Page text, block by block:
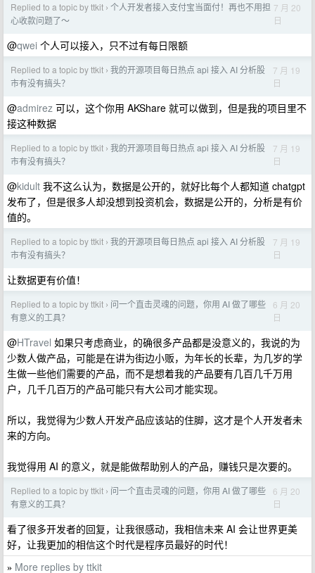
Replied to a topic by ttkit › 个人开发者接入支付宝当面付！再也不用担
心收款问题了～
7 月 20
日
@qwei 个人可以接入，只不过有每日限额
Replied to a topic by ttkit › 我的开源项目每日热点 api 接入 AI 分析股
市有没有搞头？
7 月 19
日
@admirez 可以，这个你用 AKShare 就可以做到，但是我的项目里不
接这种数据
Replied to a topic by ttkit › 我的开源项目每日热点 api 接入 AI 分析股
市有没有搞头？
7 月 19
日
@kidult 我不这么认为，数据是公开的，就好比每个人都知道 chatgpt
发布了，但是很多人却没想到投资机会，数据是公开的，分析是有价
值的。
Replied to a topic by ttkit › 我的开源项目每日热点 api 接入 AI 分析股
市有没有搞头？
7 月 19
日
让数据更有价值！
Replied to a topic by ttkit › 问一个直击灵魂的问题，你用 AI 做了哪些
有意义的工具？
6 月 20
日
@HTravel 如果只考虑商业，的确很多产品都是没意义的，我说的为
少数人做产品，可能是在讲为街边小贩，为年长的长辈，为几岁的学
生做一些他们需要的产品，而不是想着我的产品要有几百几千万用
户，几千几百万的产品可能只有大公司才能实现。
所以，我觉得为少数人开发产品应该站的住脚，这才是个人开发者未
来的方向。
我觉得用 AI 的意义，就是能做帮助别人的产品，赚钱只是次要的。
Replied to a topic by ttkit › 问一个直击灵魂的问题，你用 AI 做了哪些
有意义的工具？
6 月 20
日
看了很多开发者的回复，让我很感动，我相信未来 AI 会让世界更美
好，让我更加的相信这个时代是程序员最好的时代！
» More replies by ttkit